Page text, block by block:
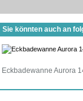
Sie könnten auch an
Eckbadewanne Aurora